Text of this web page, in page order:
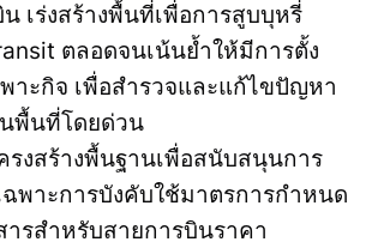
เร่งสร้างพื้นที่เพื่อการสูบบุหรี่
ตลอดจนเน้นย้ำให้มีการตั้ง
าะกิจ เพื่อสำรวจและแก้ไขปัญหา
นพื้นที่โดยด่วน
รงสร้างพื้นฐานเพื่อสนับสนุนการ
ฉพาะการบังคับใช้มาตรการกำหนด
ารสำหรับสายการบินราคา